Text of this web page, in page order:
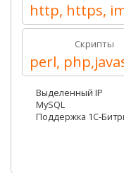
http, https,
Скрипты
perl,
Выделенный IP
MySQL
Поддержка 1C-